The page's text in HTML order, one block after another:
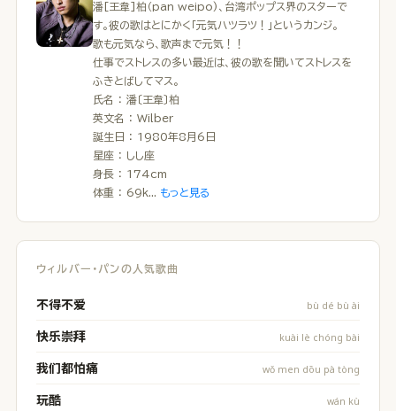
潘[王韋]柏（pan weipo)、台湾ポップス界のスターで
す。彼の歌はとにかく「元気ハツラツ！」というカンジ。
歌も元気なら、歌声まで元気！！
仕事でストレスの多い最近は、彼の歌を聞いてストレスを
ふきとばしてマス。
氏名 ： 潘〔王韋〕柏
英文名 ： Wilber
誕生日 ： 1980年8月6日
星座 ： しし座
身長 ： 174cm
体重 ： 69k... もっと見る
ウィルバー・パンの人気歌曲
不得不爱 bù dé bù ài
快乐崇拜 kuài lè chóng bài
我们都怕痛 wǒ men dōu pà tòng
玩酷 wán kù